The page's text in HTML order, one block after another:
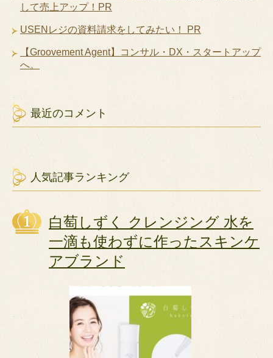
して売上アップ！PR
USENレジの資料請求をしてみたい！ PR
【Groovement Agent】コンサル・DX・スタートアップ
へ。
最近のコメント
人気記事ランキング
白萄しずく クレンジング 水を
一滴も使わずに作ったスキンケ
アブランド